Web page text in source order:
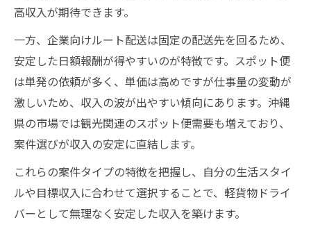
高収入が期待できます。
一方、企業向けルート配送は固定の配送先を回るため、
安定した日額報酬が得やすいのが特徴です。スポット便
は単発の依頼が多く、単価は高めですが仕事量の変動が
激しいため、収入の波が出やすい傾向にあります。沖縄
県の市場では観光関連のスポット便需要も増えており、
案件選びが収入の安定に直結します。
これらの案件タイプの特徴を把握し、自分の生活スタイ
ルや目標収入に合わせて選択することで、軽貨物ドライ
バーとして無理なく安定した収入を築けます。